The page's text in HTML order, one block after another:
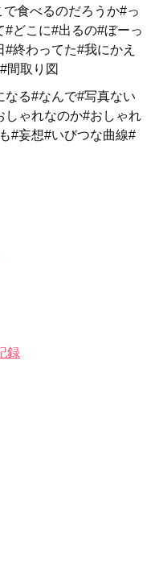
食べるのだろうか#っ
どこに#出るの#ぼーっ
終わってた#我にかえ
間取り図
なる#なんで#写真ない
しゃれなのか#おしゃれ
#妄想#いびつな曲線#
録